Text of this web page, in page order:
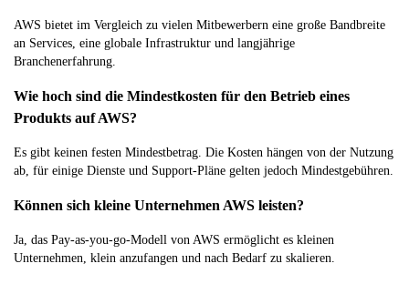
AWS bietet im Vergleich zu vielen Mitbewerbern eine große Bandbreite
an Services, eine globale Infrastruktur und langjährige
Branchenerfahrung.
Wie hoch sind die Mindestkosten für den Betrieb eines
Produkts auf AWS?
Es gibt keinen festen Mindestbetrag. Die Kosten hängen von der Nutzung
ab, für einige Dienste und Support-Pläne gelten jedoch Mindestgebühren.
Können sich kleine Unternehmen AWS leisten?
Ja, das Pay-as-you-go-Modell von AWS ermöglicht es kleinen
Unternehmen, klein anzufangen und nach Bedarf zu skalieren.